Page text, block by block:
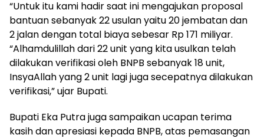
“Untuk itu kami hadir saat ini mengajukan proposal
bantuan sebanyak 22 usulan yaitu 20 jembatan dan
2 jalan dengan total biaya sebesar Rp 171 miliyar.
“Alhamdulillah dari 22 unit yang kita usulkan telah
dilakukan verifikasi oleh BNPB sebanyak 18 unit,
InsyaAllah yang 2 unit lagi juga secepatnya dilakukan
verifikasi,” ujar Bupati.
Bupati Eka Putra juga sampaikan ucapan terima
kasih dan apresiasi kepada BNPB, atas pemasangan